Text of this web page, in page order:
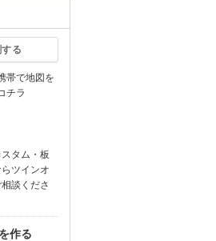
る
帯で地図を
チラ
タム・板
ツインオ
談くださ
作る